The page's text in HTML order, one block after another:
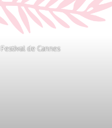
Festival de Cannes